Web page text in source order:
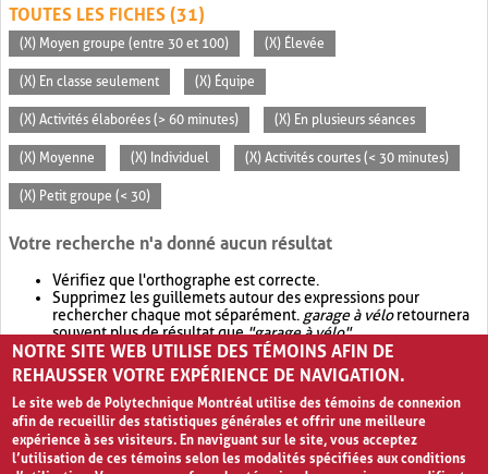
TOUTES LES FICHES (31)
(X) Moyen groupe (entre 30 et 100) (X) Élevée
(X) En classe seulement (X) Équipe
(X) Activités élaborées (> 60 minutes) (X) En plusieurs séances
(X) Moyenne (X) Individuel (X) Activités courtes (< 30 minutes)
(X) Petit groupe (< 30)
Votre recherche n'a donné aucun résultat
Vérifiez que l'orthographe est correcte.
Supprimez les guillemets autour des expressions pour
rechercher chaque mot séparément. garage à véloretournera
souvent plus de résultat que"garage à vélo".
Envisagez d'élargir votre recherche avec OR.garage OR vélo
retournera souvent plus de résultat quegarage à vélo
NOTRE SITE WEB UTILISE DES TÉMOINS AFIN DE
REHAUSSER VOTRE EXPÉRIENCE DE NAVIGATION.
Le site web de Polytechnique Montréal utilise des témoins de connexion
afin de recueillir des statistiques générales et offrir une meilleure
expérience à ses visiteurs. En naviguant sur le site, vous acceptez
l’utilisation de ces témoins selon les modalités spécifiées aux conditions